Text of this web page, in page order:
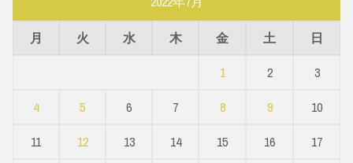
月 火 水 木 金 土
日
1
2
3
4
5 6 7 8 9
10
11
12 13 14 15 16
17